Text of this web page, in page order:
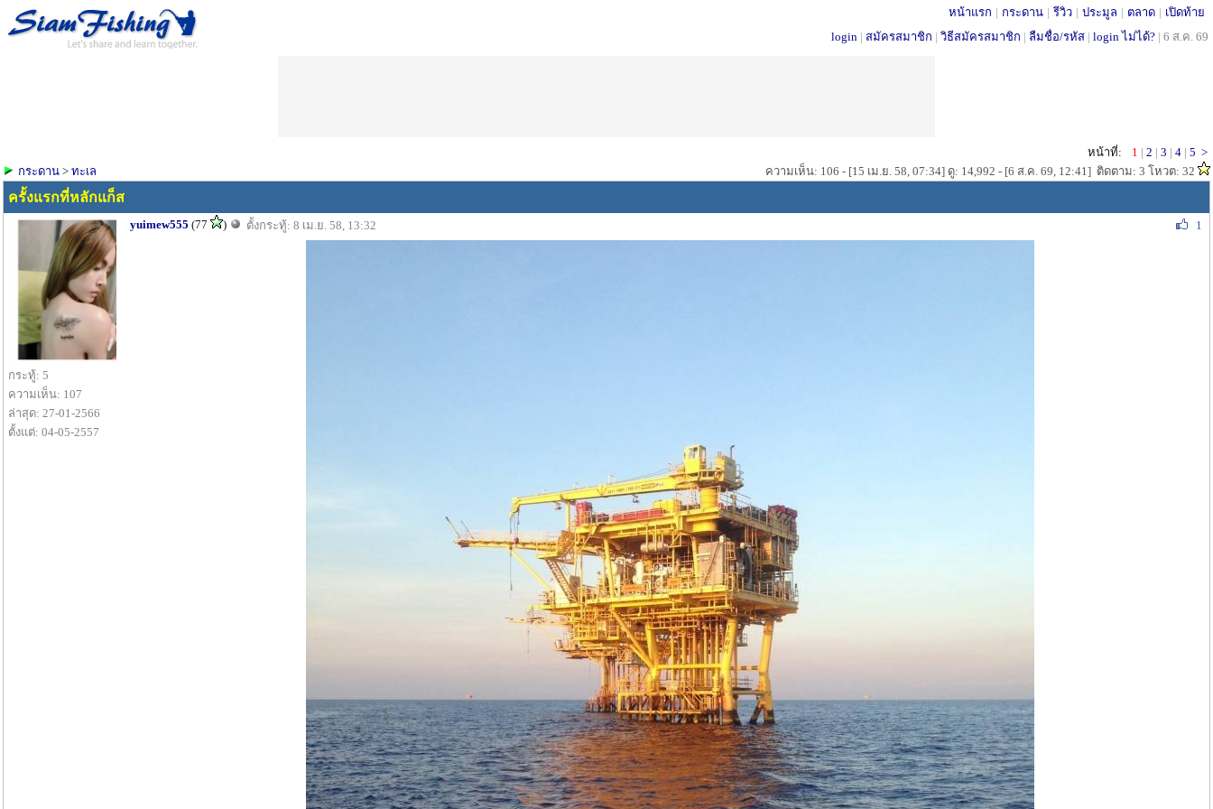
หน้าแรก | กระดาน | รีวิว | ประมูล | ตลาด | เปิดท้าย
login | สมัครสมาชิก | วิธีสมัครสมาชิก | ลืมชื่อ/รหัส | login ไม่ได้? | 6 ส.ค. 69
หน้าที่: 1 | 2 | 3 | 4 | 5 >
กระดาน > ทะเล ความเห็น: 106 - [15 เม.ย. 58, 07:34] ดู: 14,992 - [6 ส.ค. 69, 12:41] ติดตาม: 3 โหวต: 32
ครั้งแรกที่หลักแก็ส
กระทู้: 5
ความเห็น: 107
ล่าสุด: 27-01-2566
ตั้งแต่: 04-05-2557
yuimew555 (77 ) ตั้งกระทู้: 8 เม.ย. 58, 13:32 1